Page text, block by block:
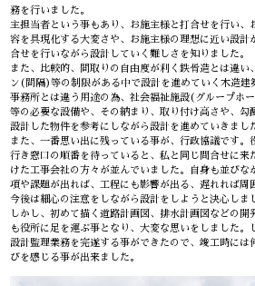
務を行いました。
主担当者という事もあり、お施主様と打合せを行い、
容を具現化する大変さや、お施主様の理想に近い設計
合せを行いながら設計していく難しさを知りました。
また、比較的、間取りの自由度が利く鉄骨造とは違い
ン(間隔)等の制限がある中で設計を進めていく木造建
事務所とは違う用途の為、社会福祉施設(グループホ
等の必要な設備や、その納まり、取り付け高さや、勾
設計した物件を参考にしながら設計を進めていきまし
また、一番思い出に残っている事が、行政協議です。
行き窓口の順番を待っていると、私と同じ問合せに来
けた工事会社の方々が並んでいました。自身も並びな
項や課題が出れば、工程にも影響が出る、遅れれば周
今後は細心の注意をしながら設計をしようと決心しま
しかし、初めて描く道路計画図、排水計画図などの
も役所に足を運ぶ事となり、大変な思いをしました。
設計監理業務を完遂する事ができたので、竣工時には
びを感じる事が出来ました。